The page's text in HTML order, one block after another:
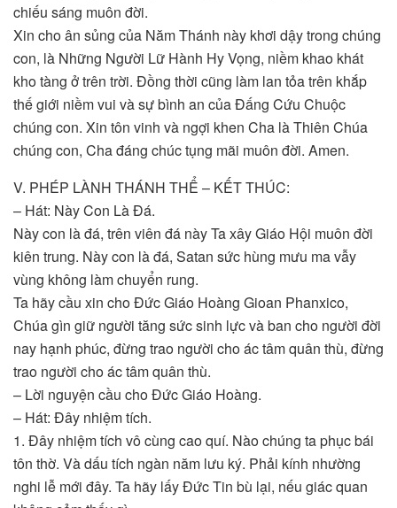
chiếu sáng muôn đời.
Xin cho ân sủng của Năm Thánh này khơi dậy trong chúng
con, là Những Người Lữ Hành Hy Vọng, niềm khao khát
kho tàng ở trên trời. Đồng thời cũng làm lan tỏa trên khắp
thế giới niềm vui và sự bình an của Đấng Cứu Chuộc
chúng con. Xin tôn vinh và ngợi khen Cha là Thiên Chúa
chúng con, Cha đáng chúc tụng mãi muôn đời. Amen.
V. PHÉP LÀNH THÁNH THỂ – KẾT THÚC:
– Hát: Này Con Là Đá.
Này con là đá, trên viên đá này Ta xây Giáo Hội muôn đời
kiên trung. Này con là đá, Satan sức hùng mưu ma vẫy
vùng không làm chuyển rung.
Ta hãy cầu xin cho Ðức Giáo Hoàng Gioan Phanxico,
Chúa gìn giữ người tăng sức sinh lực và ban cho người đời
nay hạnh phúc, đừng trao người cho ác tâm quân thù, đừng
trao người cho ác tâm quân thù.
– Lời nguyện cầu cho Đức Giáo Hoàng.
– Hát: Đây nhiệm tích.
1. Đây nhiệm tích vô cùng cao quí. Nào chúng ta phục bái
tôn thờ. Và dấu tích ngàn năm lưu ký. Phải kính nhường
nghi lễ mới đây. Ta hãy lấy Đức Tin bù lại, nếu giác quan